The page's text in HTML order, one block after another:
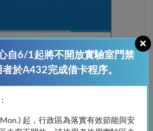
GEN5 (Cytation 5 Offline)
(Cytation 5 Offline)
自6/1起將不開放實驗室門禁
於A432完成借卡程序。
×
起，行政區為落實有效節能與安